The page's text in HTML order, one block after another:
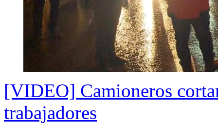
[VIDEO] Camioneros
trabajadores